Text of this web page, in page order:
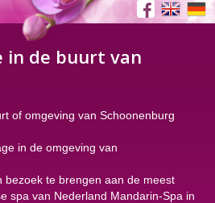
in de buurt van
of omgeving van Schoonenburg
in de omgeving van
bezoek te brengen aan de meest
spa van Nederland Mandarin-Spa in